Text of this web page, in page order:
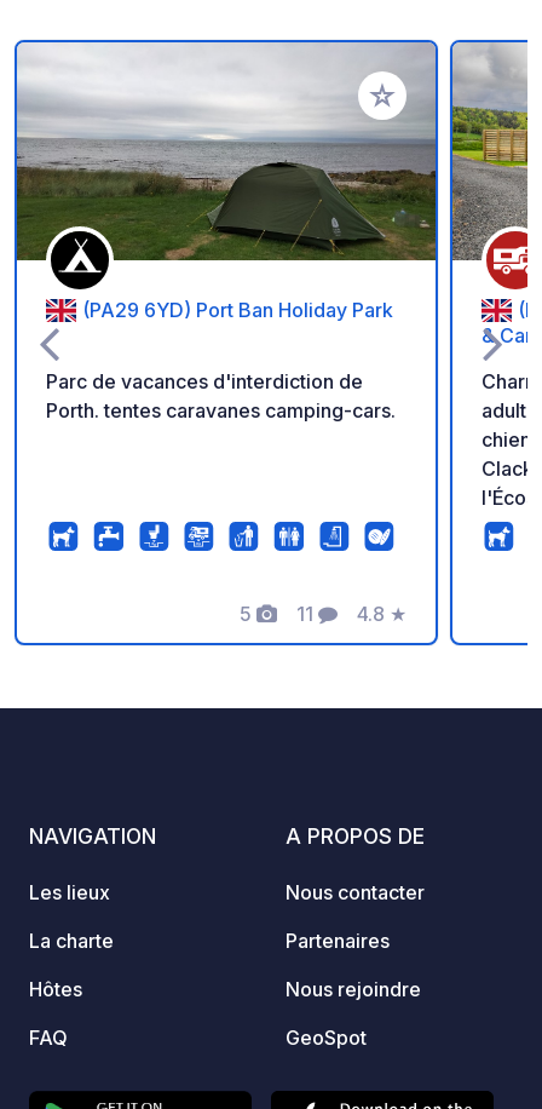
Ajouter à vos
(PA29 6YD) Port Ban Holiday Park
Parc de vacances d'interdiction de
Porth. tentes caravanes camping-cars.
5
Photos
11
Commentaires
4.8
Note
★
&
Ochil
des
NAVIGATION
Les lieux
La charte
Hôtes
FAQ
A PROPOS DE
Nous contacter
Partenaires
Nous rejoindre
GeoSpot